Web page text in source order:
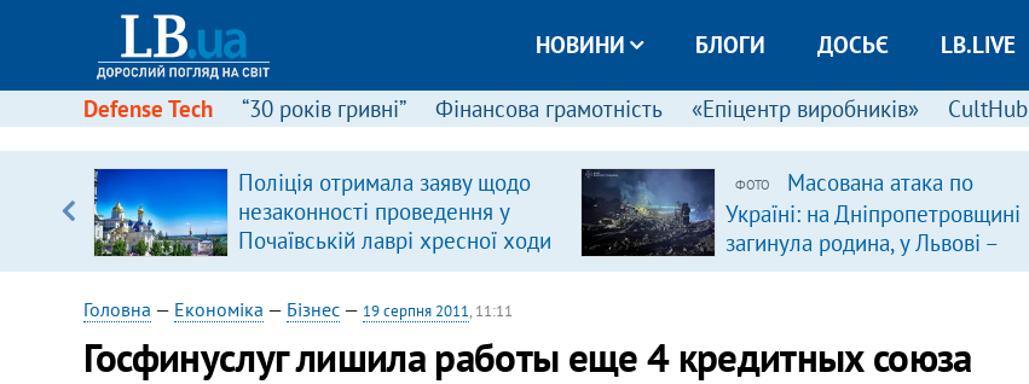
НОВИНИ БЛОГИ ДОСЬЄ LB.LIVE
Defense Tech “30 років гривні” Фінансова грамотність «Епіцентр виробників» CultHub
Поліція отримала заяву щодо
незаконності проведення у
Почаївській лаврі хресної ходи
ФОТО
Масована атака по
Україні: на Дніпропетровщині
загинула родина, у Львові –
удар по багатоповерхівках
Головна — Економіка — Бізнес— 19 серпня 2011, 11:11
Госфинуслуг лишила работы еще 4 кредитных союза